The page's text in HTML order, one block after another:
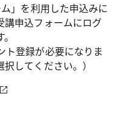
」を利用した申込みに
講申込フォームにログ
ト登録が必要になりま
してください。）